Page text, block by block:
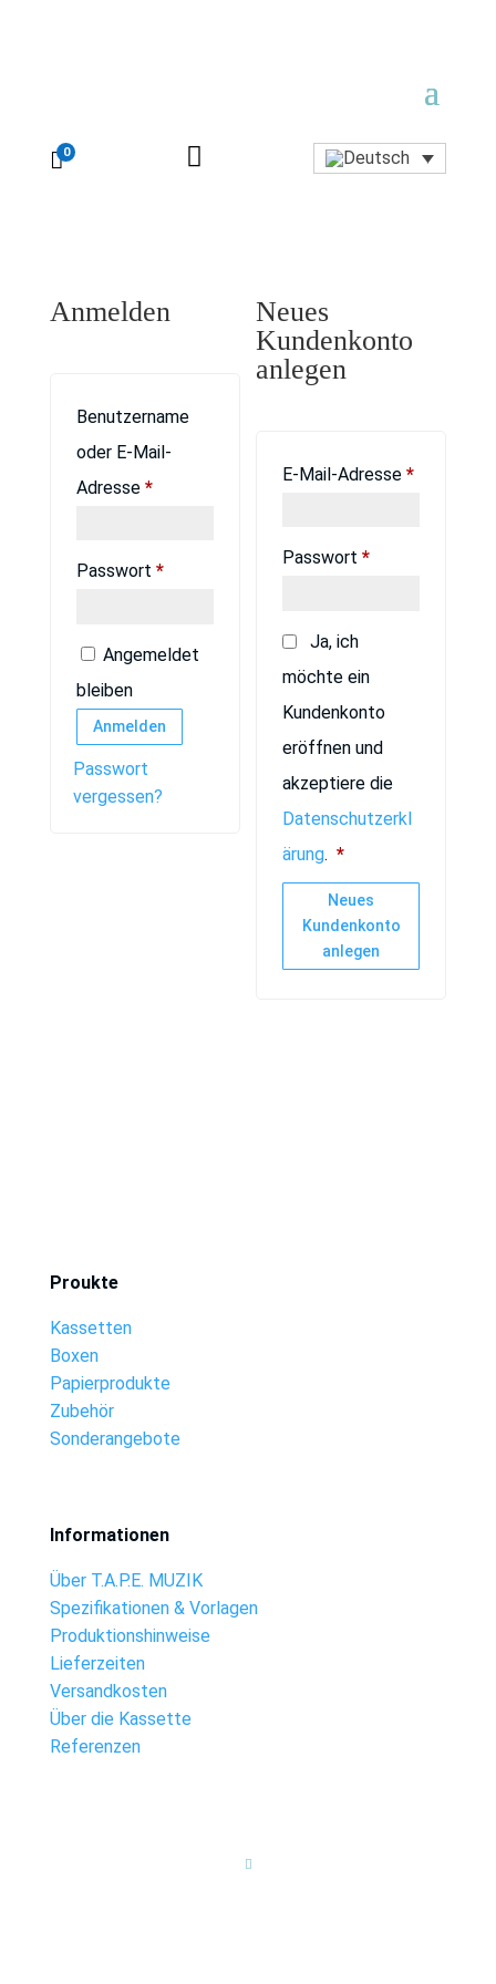
0 
Anmelden
Benutzername
oder E-Mail-
Adresse *Erforderlich
Passwort *Erforderlich
Angemeldet
bleiben
Anmelden
Passwort
vergessen?
Neues
Kundenkonto
anlegen
E-Mail-Adresse*
Passwort*Erforderlich
Ja, ich
möchte ein
Kundenkonto
eröffnen und
akzeptiere die
Datenschutzerkl
ärung. *Erforderlich
Neues
Kundenkonto
anlegen
Proukte
Kassetten
Boxen
Papierprodukte
Zubehör
Sonderangebote
Informationen
Über T.A.P.E. MUZIK
Spezifikationen & Vorlagen
Produktionshinweise
Lieferzeiten
Versandkosten
Über die Kassette
Referenzen
